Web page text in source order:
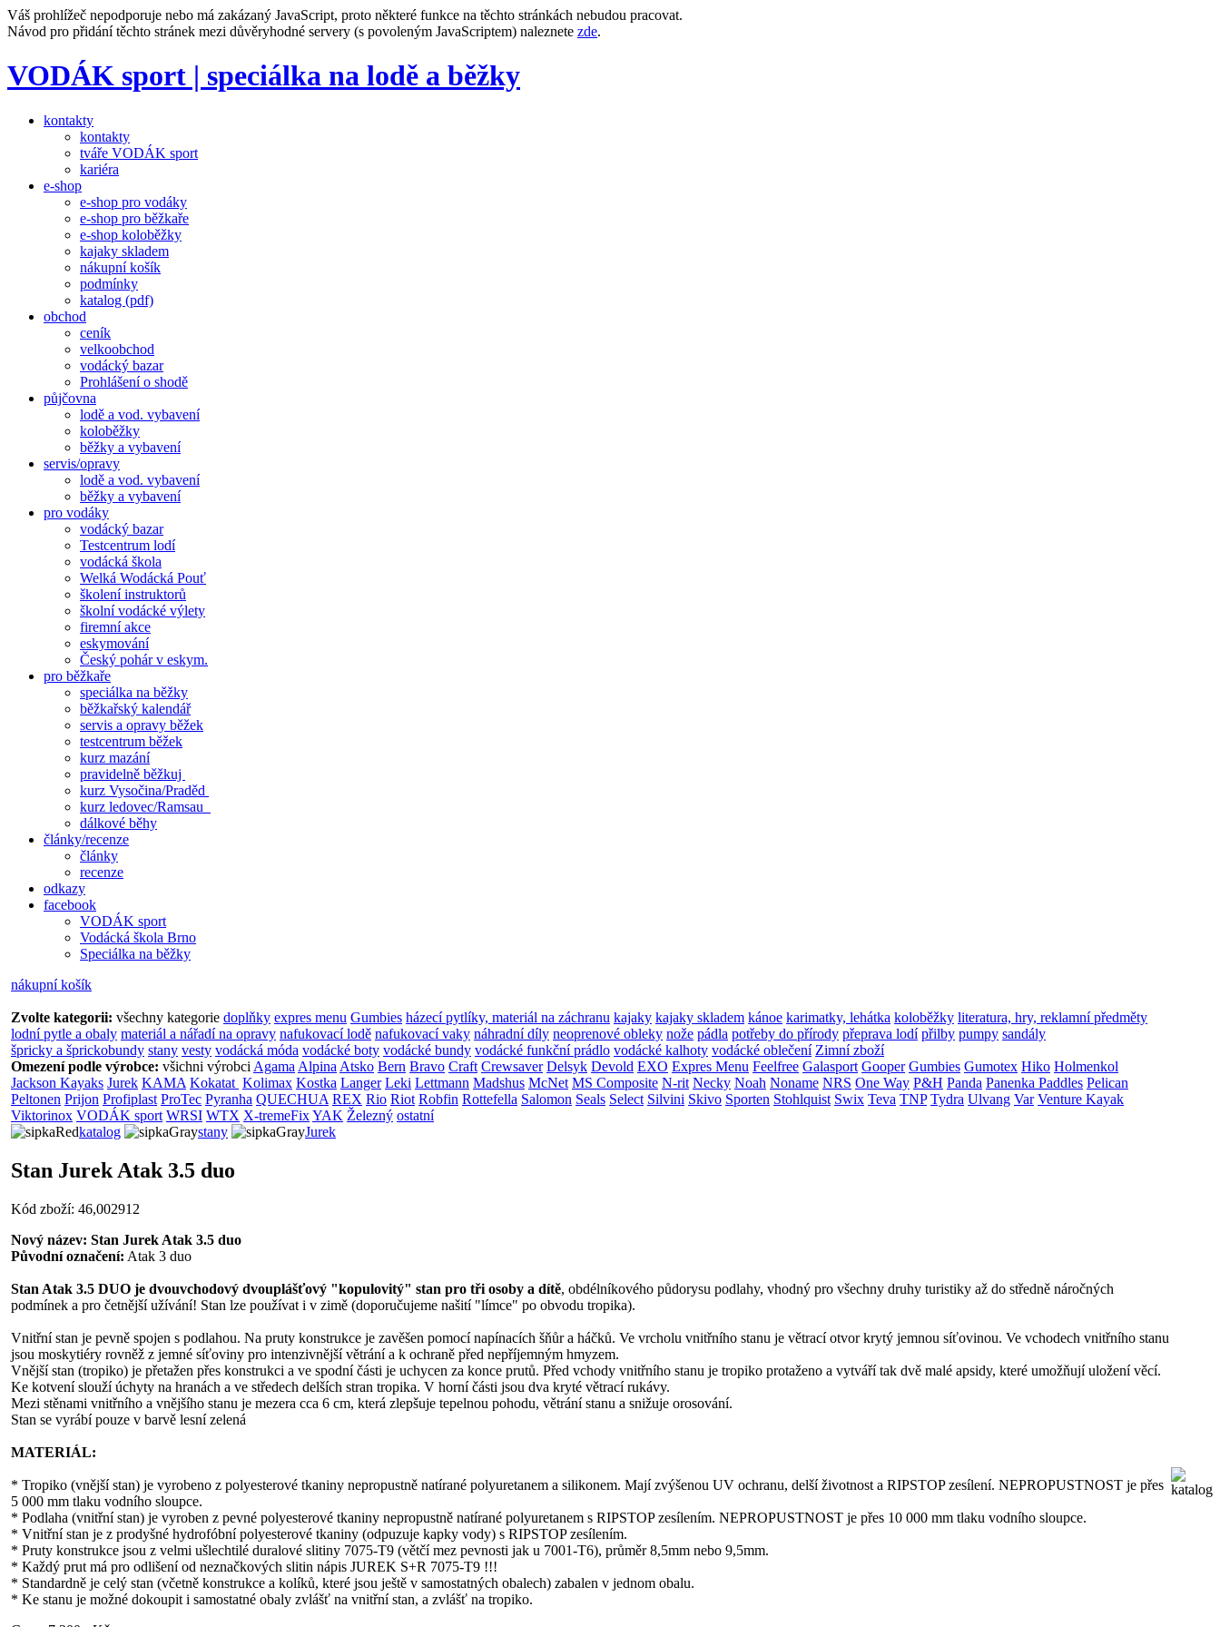
Váš prohlížeč nepodporuje nebo má zakázaný JavaScript, proto některé funkce na těchto stránkách nebudou pracovat.
Návod pro přidání těchto stránek mezi důvěryhodné servery (s povoleným JavaScriptem) naleznete zde.
VODÁK sport | speciálka na lodě a běžky
kontakty
kontakty
tváře VODÁK sport
kariéra
e-shop
e-shop pro vodáky
e-shop pro běžkaře
e-shop koloběžky
kajaky skladem
nákupní košík
podmínky
katalog (pdf)
obchod
ceník
velkoobchod
vodácký bazar
Prohlášení o shodě
půjčovna
lodě a vod. vybavení
koloběžky
běžky a vybavení
servis/opravy
lodě a vod. vybavení
běžky a vybavení
pro vodáky
vodácký bazar
Testcentrum lodí
vodácká škola
Welká Wodácká Pouť
školení instruktorů
školní vodácké výlety
firemní akce
eskymování
Český pohár v eskym.
pro běžkaře
speciálka na běžky
běžkařský kalendář
servis a opravy běžek
testcentrum běžek
kurz mazání
pravidelně běžkuj
kurz Vysočina/Praděd
kurz ledovec/Ramsau
dálkové běhy
články/recenze
články
recenze
odkazy
facebook
VODÁK sport
Vodácká škola Brno
Speciálka na běžky
nákupní košík
Zvolte kategorii: všechny kategorie doplňky expres menu Gumbies házecí pytlíky, materiál na záchranu kajaky kajaky skladem kánoe karimatky, lehátka koloběžky literatura, hry, reklamní předměty
lodní pytle a obaly materiál a nářadí na opravy nafukovací lodě nafukovací vaky náhradní díly neoprenové obleky nože pádla potřeby do přírody přeprava lodí přilby pumpy sandály
špricky a šprickobundy stany vesty vodácká móda vodácké boty vodácké bundy vodácké funkční prádlo vodácké kalhoty vodácké oblečení Zimní zboží
Omezení podle výrobce: všichni výrobci Agama Alpina Atsko Bern Bravo Craft Crewsaver Delsyk Devold EXO Expres Menu Feelfree Galasport Gooper Gumbies Gumotex Hiko Holmenkol
Jackson Kayaks Jurek KAMA Kokatat Kolimax Kostka Langer Leki Lettmann Madshus McNet MS Composite N-rit Necky Noah Noname NRS One Way P&H Panda Panenka Paddles Pelican
Peltonen Prijon Profiplast ProTec Pyranha QUECHUA REX Rio Riot Robfin Rottefella Salomon Seals Select Silvini Skivo Sporten Stohlquist Swix Teva TNP Tydra Ulvang Var Venture Kayak
Viktorinox VODÁK sport WRSI WTX X-tremeFixYAK Železný ostatní
katalog
stany Jurek
Stan Jurek Atak 3.5 duo
Kód zboží: 46,002912
Nový název: Stan Jurek Atak 3.5 duo
Původní označení: Atak 3 duo
Stan Atak 3.5 DUO je dvouvchodový dvouplášťový "kopulovitý" stan pro tři osoby a dítě, obdélníkového půdorysu podlahy, vhodný pro všechny druhy turistiky až do středně náročných
podmínek a pro četnější užívání! Stan lze používat i v zimě (doporučujeme našití "límce" po obvodu tropika).
Vnitřní stan je pevně spojen s podlahou. Na pruty konstrukce je zavěšen pomocí napínacích šňůr a háčků. Ve vrcholu vnitřního stanu je větrací otvor krytý jemnou síťovinou. Ve vchodech vnitřního stanu
jsou moskytiéry rovněž z jemné síťoviny pro intenzivnější větrání a k ochraně před nepříjemným hmyzem.
Vnější stan (tropiko) je přetažen přes konstrukci a ve spodní části je uchycen za konce prutů. Před vchody vnitřního stanu je tropiko protaženo a vytváří tak dvě malé apsidy, které umožňují uložení věcí.
Ke kotvení slouží úchyty na hranách a ve středech delších stran tropika. V horní části jsou dva kryté větrací rukávy.
Mezi stěnami vnitřního a vnějšího stanu je mezera cca 6 cm, která zlepšuje tepelnou pohodu, větrání stanu a snižuje orosování.
Stan se vyrábí pouze v barvě lesní zelená
MATERIÁL:
* Tropiko (vnější stan) je vyrobeno z polyesterové tkaniny nepropustně natírané polyuretanem a silikonem. Mají zvýšenou UV ochranu, delší životnost a RIPSTOP zesílení. NEPROPUSTNOST je přes
5 000 mm tlaku vodního sloupce.
* Podlaha (vnitřní stan) je vyroben z pevné polyesterové tkaniny nepropustně natírané polyuretanem s RIPSTOP zesílením. NEPROPUSTNOST je přes 10 000 mm tlaku vodního sloupce.
* Vnitřní stan je z prodyšné hydrofóbní polyesterové tkaniny (odpuzuje kapky vody) s RIPSTOP zesílením.
* Pruty konstrukce jsou z velmi ušlechtilé duralové slitiny 7075-T9 (větčí mez pevnosti jak u 7001-T6), průměr 8,5mm nebo 9,5mm.
* Každý prut má pro odlišení od neznačkových slitin nápis JUREK S+R 7075-T9 !!!
* Standardně je celý stan (včetně konstrukce a kolíků, které jsou ještě v samostatných obalech) zabalen v jednom obalu.
* Ke stanu je možné dokoupit i samostatné obaly zvlášť na vnitřní stan, a zvlášť na tropiko.